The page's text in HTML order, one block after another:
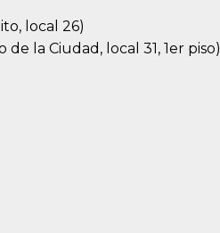
local 26)
de la Ciudad, local 31, 1er piso)